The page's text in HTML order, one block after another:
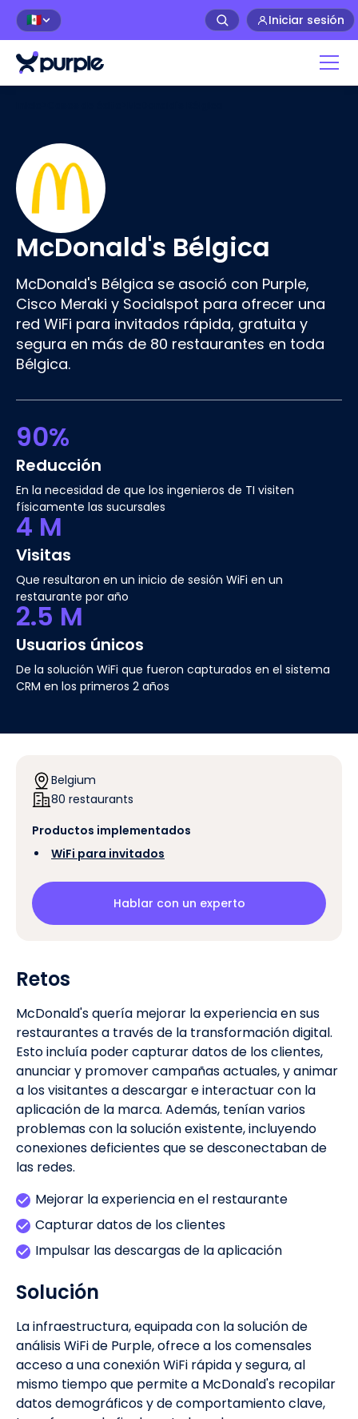
🇲🇽 Iniciar sesión
McDonald's Bélgica
McDonald's Bélgica se asoció con Purple,
Cisco Meraki y Socialspot para ofrecer una
red WiFi para invitados rápida, gratuita y
segura en más de 80 restaurantes en toda
Bélgica.
90%
Reducción
En la necesidad de que los ingenieros de TI visiten
físicamente las sucursales
4 M
Visitas
Que resultaron en un inicio de sesión WiFi en un
restaurante por año
2.5 M
Usuarios únicos
De la solución WiFi que fueron capturados en el sistema
CRM en los primeros 2 años
Belgium
80 restaurants
Productos implementados
WiFi para invitados
Hablar con un experto
Retos
McDonald's quería mejorar la experiencia en sus
restaurantes a través de la transformación digital.
Esto incluía poder capturar datos de los clientes,
anunciar y promover campañas actuales, y animar
a los visitantes a descargar e interactuar con la
aplicación de la marca. Además, tenían varios
problemas con la solución existente, incluyendo
conexiones deficientes que se desconectaban de
las redes.
Mejorar la experiencia en el restaurante
Capturar datos de los clientes
Impulsar las descargas de la aplicación
Solución
La infraestructura, equipada con la solución de
análisis WiFi de Purple, ofrece a los comensales
acceso a una conexión WiFi rápida y segura, al
mismo tiempo que permite a McDonald's recopilar
datos demográficos y de comportamiento clave,